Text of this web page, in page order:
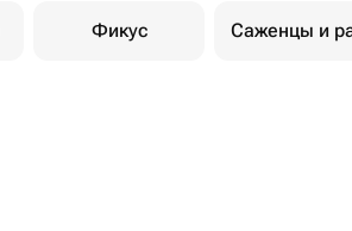
Фикус Саженцы и